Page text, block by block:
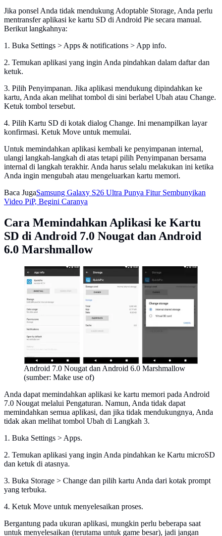
Jika ponsel Anda tidak mendukung Adoptable Storage, Anda perlu
mentransfer aplikasi ke kartu SD di Android Pie secara manual.
Berikut langkahnya:
1. Buka Settings > Apps & notifications > App info.
2. Temukan aplikasi yang ingin Anda pindahkan dalam daftar dan
ketuk.
3. Pilih Penyimpanan. Jika aplikasi mendukung dipindahkan ke
kartu, Anda akan melihat tombol di sini berlabel Ubah atau Change.
Ketuk tombol tersebut.
4. Pilih Kartu SD di kotak dialog Change. Ini menampilkan layar
konfirmasi. Ketuk Move untuk memulai.
Untuk memindahkan aplikasi kembali ke penyimpanan internal,
ulangi langkah-langkah di atas tetapi pilih Penyimpanan bersama
internal di langkah terakhir. Anda harus selalu melakukan ini ketika
Anda ingin mengubah atau mengeluarkan kartu memori.
Baca JugaSamsung Galaxy S26 Ultra Punya Fitur Sembunyikan
Video PiP, Begini Caranya
Cara Memindahkan Aplikasi ke Kartu
SD di Android 7.0 Nougat dan Android
6.0 Marshmallow
Android 7.0 Nougat dan Android 6.0 Marshmallow
(sumber: Make use of)
Anda dapat memindahkan aplikasi ke kartu memori pada Android
7.0 Nougat melalui Pengaturan. Namun, Anda tidak dapat
memindahkan semua aplikasi, dan jika tidak mendukungnya, Anda
tidak akan melihat tombol Ubah di Langkah 3.
1. Buka Settings > Apps.
2. Temukan aplikasi yang ingin Anda pindahkan ke Kartu microSD
dan ketuk di atasnya.
3. Buka Storage > Change dan pilih kartu Anda dari kotak prompt
yang terbuka.
4. Ketuk Move untuk menyelesaikan proses.
Bergantung pada ukuran aplikasi, mungkin perlu beberapa saat
untuk menyelesaikan (terutama untuk game besar), jadi jangan